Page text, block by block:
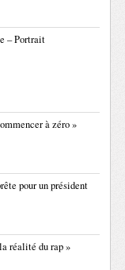
– Portrait
à zéro »
pour un président
réalité du rap »